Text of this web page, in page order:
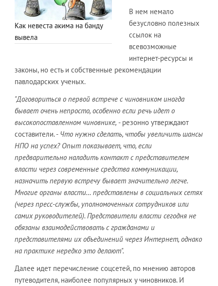
Как невеста акима на банду
вывела
В нем немало
безусловно полезных
ссылок на
всевозможные
интернет-ресурсы и
законы, но есть и собственные рекомендации
павлодарских ученых.
"Договориться о первой встрече с чиновником иногда
бывает очень непросто, особенно если речь идет о
высокопоставленном чиновнике, - резонно утверждают
составители. - Что нужно сделать, чтобы увеличить шансы
НПО на успех? Опыт показывает, что, если
предварительно наладить контакт с представителем
власти через современные средства коммуникации,
назначить первую встречу бывает значительно легче.
Многие органы власти… представлены в социальных сетях
(через пресс-службы, уполномоченных сотрудников или
самих руководителей). Представители власти сегодня не
обязаны взаимодействовать с гражданами и
представителями их объединений через Интернет, однако
на практике нередко это делают".
Далее идет перечисление соцсетей, по мнению авторов
путеводителя, наиболее популярных у чиновников. И